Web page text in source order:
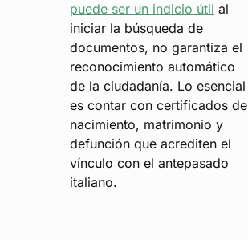
puede ser un indicio útil al
iniciar la búsqueda de
documentos, no garantiza el
reconocimiento automático
de la ciudadanía. Lo esencial
es contar con certificados de
nacimiento, matrimonio y
defunción que acrediten el
vínculo con el antepasado
italiano.